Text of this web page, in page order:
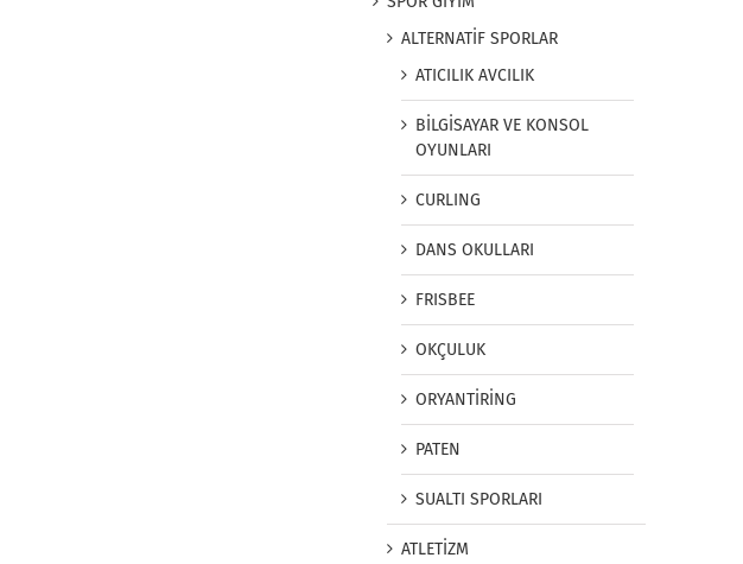
ALTERNATİF SPORLAR
ATICILIK AVCILIK
BİLGİSAYAR VE KONSOL
OYUNLARI
CURLING
DANS OKULLARI
FRISBEE
OKÇULUK
ORYANTİRİNG
PATEN
SUALTI SPORLARI
ATLETİZM